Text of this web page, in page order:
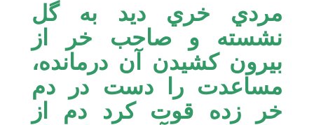
مردي خري ديد به گل
نشسته و صاحب خر از
بيرون كشيدن آن درمانده،
مساعدت را دست در دم
خر زده قوت كرد دم از